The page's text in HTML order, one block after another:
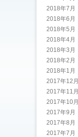
2018年7月
2018年6月
2018年5月
2018年4月
2018年3月
2018年2月
2018年1月
2017年12月
2017年11月
2017年10月
2017年9月
2017年8月
2017年7月